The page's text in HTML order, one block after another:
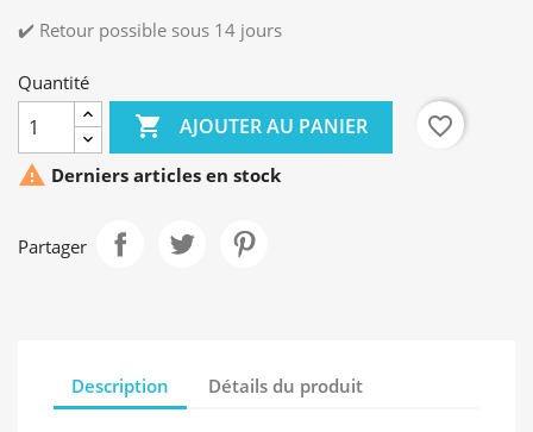
✔️ Retour possible sous 14 jours
Quantité
 AJOUTER AU PANIER
favorite_border
 Derniers articles en stock
Partager
Description Détails du produit